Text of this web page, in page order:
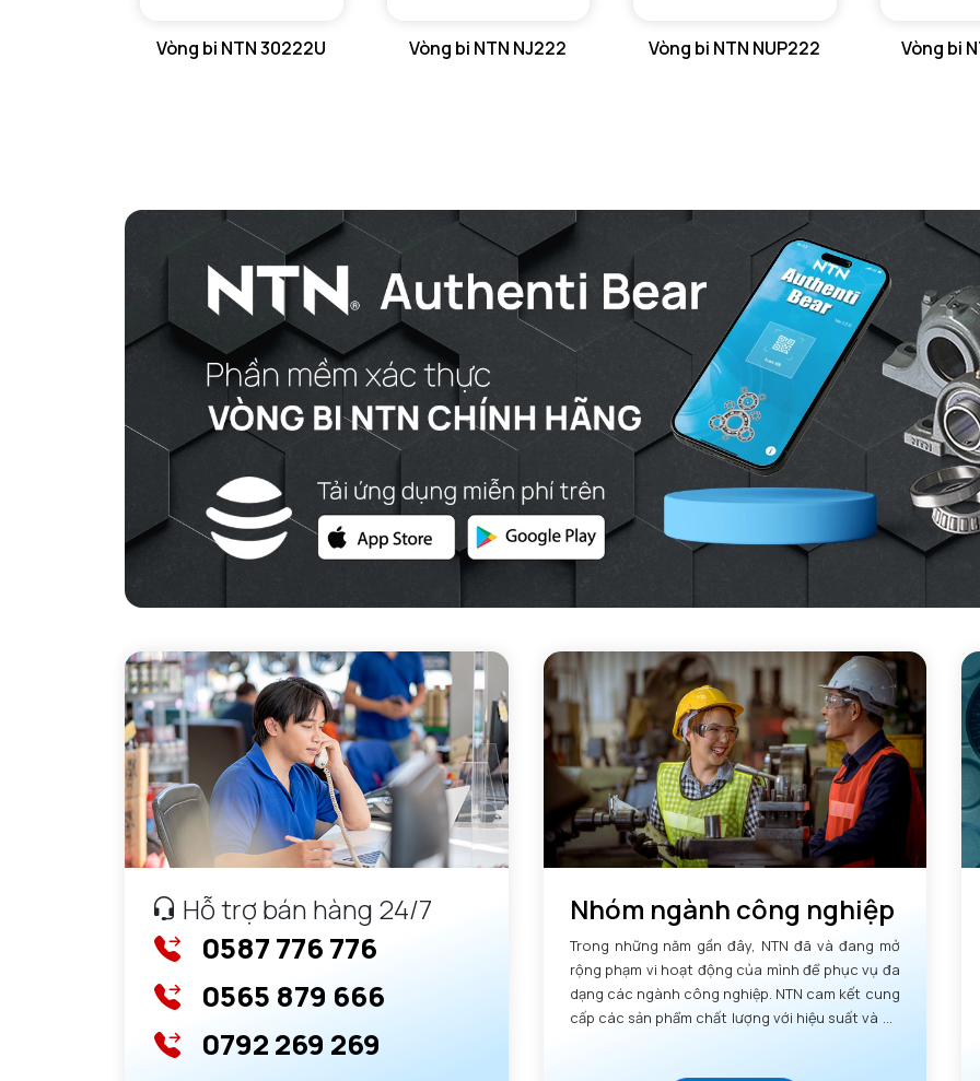
Vòng bi NTN 30222U Vòng bi NTN NJ222 Vòng bi NTN NUP222 Vòng bi
Hỗ trợ bán hàng 24/7
0587 776 776
0565 879 666
0792 269 269
Nhóm ngành công nghiệp
Trong những năm gần đây, NTN đã và đang mở
rộng phạm vi hoạt động của mình để phục vụ đa
dạng các ngành công nghiệp. NTN cam kết cung
cấp các sản phẩm chất lượng với hiệu suất và độ